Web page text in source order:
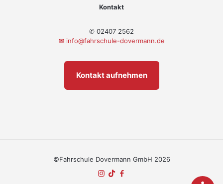
Kontakt
✆ 02407 2562
✉ info@fahrschule-dovermann.de
Kontakt aufnehmen
©Fahrschule Dovermann GmbH 2026